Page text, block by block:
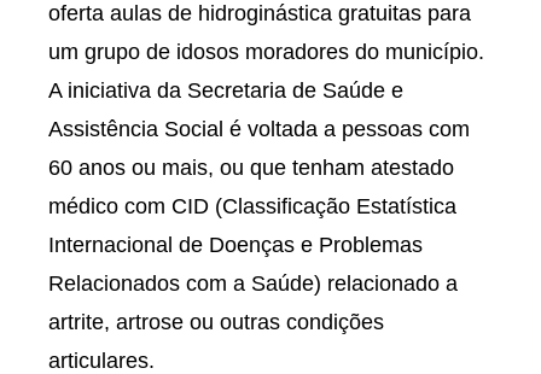
oferta aulas de hidroginástica gratuitas para
um grupo de idosos moradores do município.
A iniciativa da Secretaria de Saúde e
Assistência Social é voltada a pessoas com
60 anos ou mais, ou que tenham atestado
médico com CID (Classificação Estatística
Internacional de Doenças e Problemas
Relacionados com a Saúde) relacionado a
artrite, artrose ou outras condições
articulares.